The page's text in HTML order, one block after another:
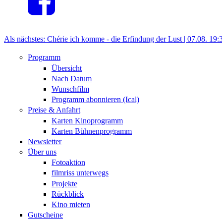
Als nächstes: Chérie ich komme - die Erfindung der Lust | 07.08.
Programm
Übersicht
Nach Datum
Wunschfilm
Programm abonnieren (Ical)
Preise & Anfahrt
Karten Kinoprogramm
Karten Bühnenprogramm
Newsletter
Über uns
Fotoaktion
filmriss unterwegs
Projekte
Rückblick
Kino mieten
Gutscheine